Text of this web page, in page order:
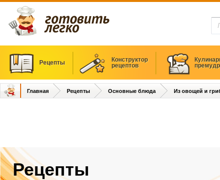
Рецепты
Конструктор
рецептов
Главная Рецепты Основные блюда Из овощей и
Рецепты